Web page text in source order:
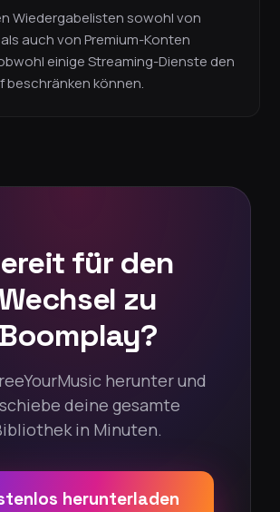
Wiedergabelisten sowohl von
auch von Premium-Konten
einige Streaming-Dienste den
beschränken können.
für den
Wechsel zu
Boomplay?
herunter und
deine gesamte
in Minuten.
herunterladen